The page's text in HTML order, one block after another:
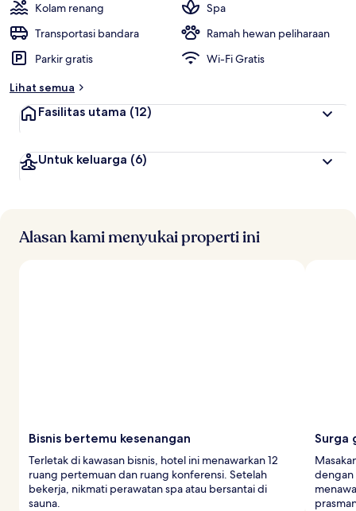
i
r
a
Kolam renang
Spa
Transportasi bandara
Ramah hewan peliharaan
Parkir gratis
Wi-Fi Gratis
Lihat semua
Fasilitas utama (12)
Untuk keluarga (6)
Alasan kami menyukai properti ini
Bisnis bertemu kesenangan
Terletak di kawasan bisnis, hotel ini menawarkan 12
ruang pertemuan dan ruang konferensi. Setelah
bekerja, nikmati perawatan spa atau bersantai di
sauna.
Surga
dengan